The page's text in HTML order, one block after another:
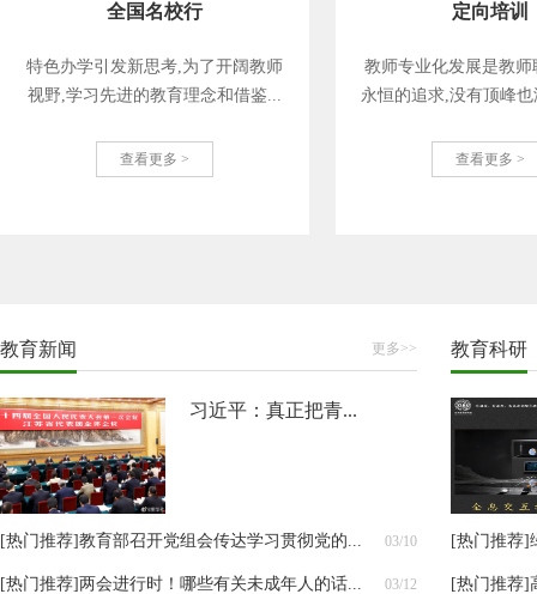
全国名校行
特色办学引发新思考,为了开阔教师
视野,学习先进的教育理念和借鉴...
查看更多 >
定向培训
教师专业化发展是教师
永恒的追求,没有顶峰
查看更多 >
教育新闻 更多>>
习近平：真正把青...
[热门推荐]教育部召开党组会传达学习贯彻党的... 03/10
[热门推荐] 两会进行时！哪些有关未成年人的话... 03/12
教育科研
[热门推荐]
[热门推荐]